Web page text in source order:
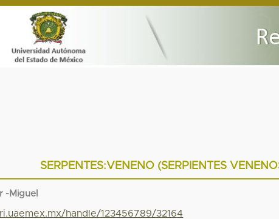
SERPENTES:VENENO (SERPIENTES
-Miguel
handle/123456789/32164